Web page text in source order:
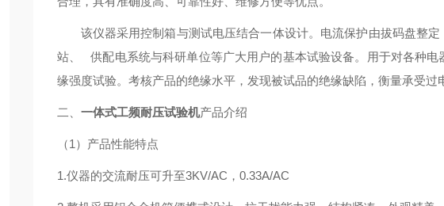
该仪器采用控制箱与测试电压结合一体设计。电流保护由拔码盘整
站、 供配电系统与科研单位等广大用户的基本试验设备。用于对各种
缘强度试验。考核产品的绝缘水平，发现被试品的绝缘缺陷，衡量承受过
二、 一体式工频耐压试验机产品介绍
（1）产品性能特点
1.仪器的交流耐压可升至3KV/AC，0.33A/AC